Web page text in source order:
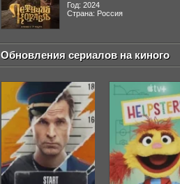
Год: 2024
Страна: Россия
Обновления сериалов на киного